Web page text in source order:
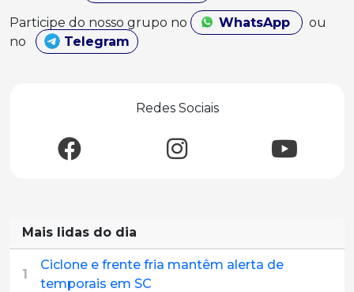
Participe do nosso grupo no WhatsApp
ou
no
Telegram
Redes Sociais
Mais lidas do dia
1
Ciclone e frente fria mantêm alerta de
temporais em SC